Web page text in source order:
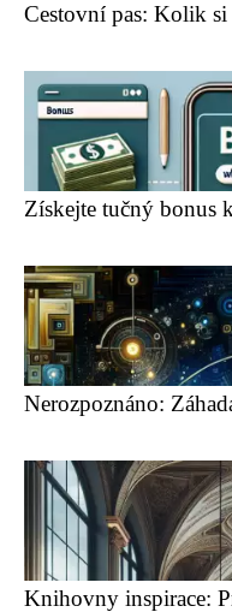
Cestovní pas: Kolik
Získejte tučný bonus
Nerozpoznáno:
Knihovny inspirace: